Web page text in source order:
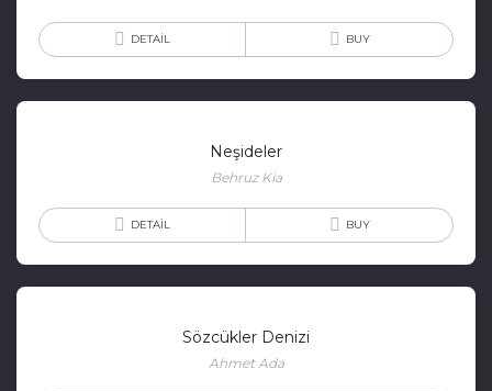
DETAIL BUY
Neşideler
Behruz Kia
DETAIL BUY
Sözcükler Denizi
Ahmet Ada